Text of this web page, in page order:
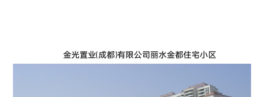
金光置业(成都)有限公司丽水金都住宅小区